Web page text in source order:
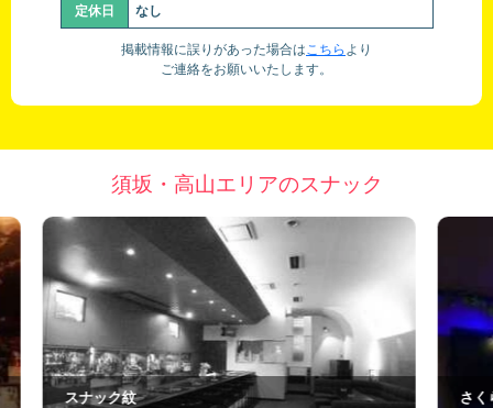
定休日 なし
掲載情報に誤りがあった場合はこちら より
ご連絡をお願いいたします。
須坂・高山エリアのスナック
さくらんぼ